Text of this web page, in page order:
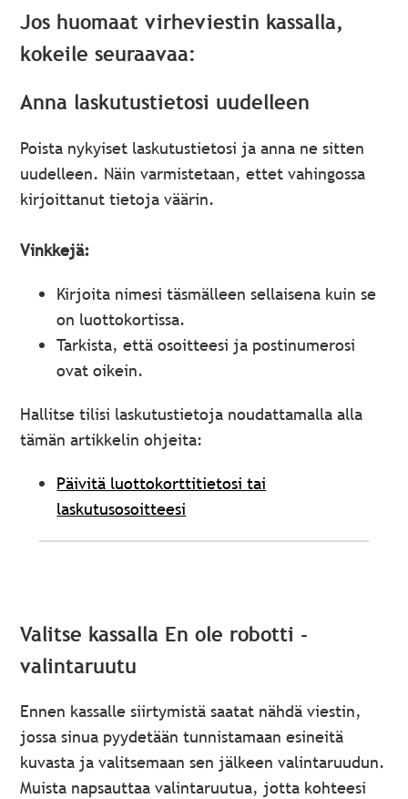
Jos huomaat virheviestin kassalla,
kokeile seuraavaa:
Anna laskutustietosi uudelleen
Poista nykyiset laskutustietosi ja anna ne sitten
uudelleen. Näin varmistetaan, ettet vahingossa
kirjoittanut tietoja väärin.
Vinkkejä:
Kirjoita nimesi täsmälleen sellaisena kuin se
on luottokortissa.
Tarkista, että osoitteesi ja postinumerosi
ovat oikein.
Hallitse tilisi laskutustietoja noudattamalla alla
tämän artikkelin ohjeita:
Päivitä luottokorttitietosi tai
laskutusosoitteesi
Valitse kassalla En ole robotti -
valintaruutu
Ennen kassalle siirtymistä saatat nähdä viestin,
jossa sinua pyydetään tunnistamaan esineitä
kuvasta ja valitsemaan sen jälkeen valintaruudun.
Muista napsauttaa valintaruutua, jotta kohteesi